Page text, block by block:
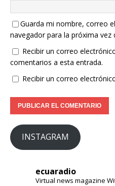
Guarda mi nombre, correo
navegador para la próxima vez
Recibir un correo
comentarios a esta entrada.
Recibir un correo
INSTAGRAM
ecuaradio
Virtual news magazine